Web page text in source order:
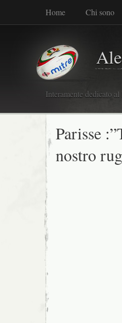
Home Chi sono
Interamente dedicato
Parisse
nostro